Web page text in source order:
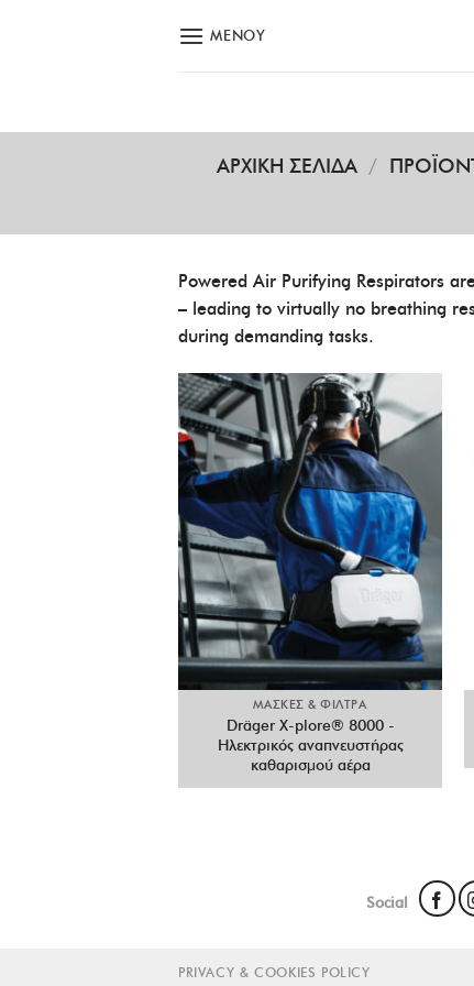
ΜΕΝΟΎ
ΑΡΧΙΚΉ ΣΕΛΊΔΑ /
Powered Air Purifying Respirators
– leading to virtually no breathing
during demanding tasks.
ΜΑΣΚΕΣ & ΦΙΛΤΡΑ
Dräger X-plore® 8000 -
Ηλεκτρικός αναπνευστήρας
καθαρισμού αέρα
Social
PRIVACY & COOKIES POLICY